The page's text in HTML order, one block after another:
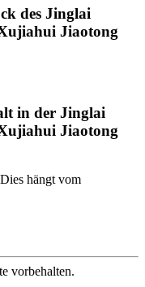
des Jinglai
Jiaotong
in der Jinglai
Jiaotong
hängt vom
vorbehalten.